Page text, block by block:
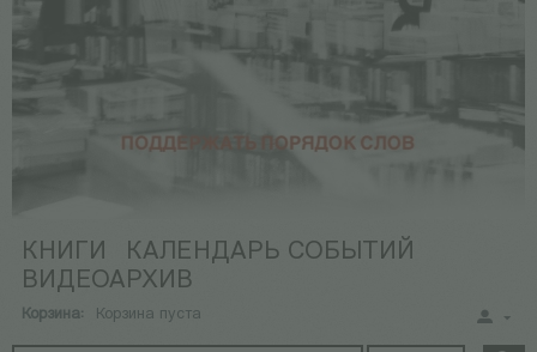
КНИГИ
КАЛЕНДАРЬ СОБЫТИЙ
ВИДЕОАРХИВ
Корзина: Корзина пуста